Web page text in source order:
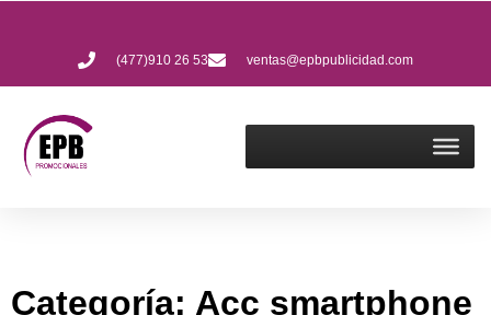
(477)910 26 53 ventas@epbpublicidad.com
Categoría: Acc smartphone